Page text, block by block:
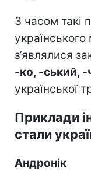
З часом такі
з’являлися
-ко, -ський, -
української
Приклади
стали
Андронік